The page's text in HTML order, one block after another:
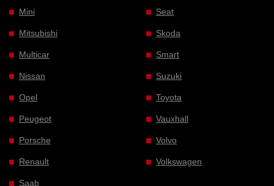
Mini
Mitsubishi
Multicar
Nissan
Opel
Peugeot
Porsche
Renault
Saab
Seat
Skoda
Smart
Suzuki
Toyota
Vauxhall
Volvo
Volkswagen